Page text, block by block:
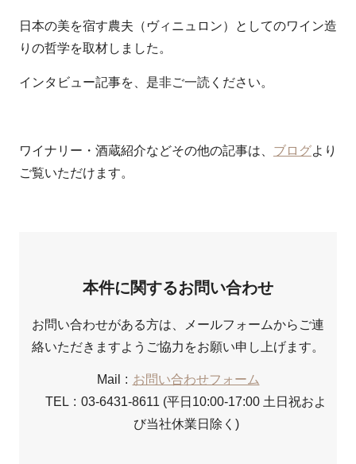
日本の美を宿す農夫（ヴィニュロン）としてのワイン造
りの哲学を取材しました。
インタビュー記事を、是非ご一読ください。
ワイナリー・酒蔵紹介などその他の記事は、 ブログより
ご覧いただけます。
本件に関するお問い合わせ
お問い合わせがある方は、メールフォームからご連
絡いただきますようご協力をお願い申し上げます。
Mail
お問い合わせフォーム
TEL
03-6431-8611 (平日10:00-17:00 土日祝およ
び当社休業日除く)